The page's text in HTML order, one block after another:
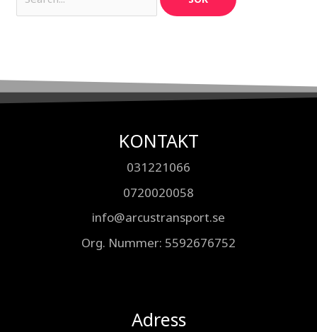
KONTAKT
031221066
0720020058
info@arcustransport.se
Org. Nummer: 5592676752
Adress